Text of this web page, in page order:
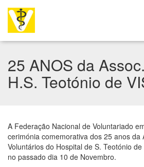
25 ANOS da
H.S. Teotónio de
A Federação Nacional de Voluntariado
cerimónia comemorativa dos 25 anos da
Voluntários do Hospital de S. Teotónio
no passado dia 10 de Novembro.